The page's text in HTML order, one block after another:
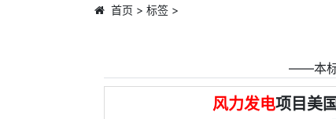
首页 > 标签>
――本
风力发电项目美